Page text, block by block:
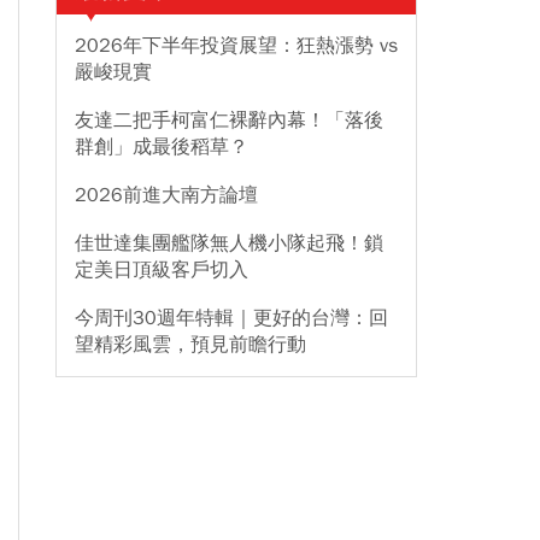
2026年下半年投資展望：狂熱漲勢 vs
嚴峻現實
友達二把手柯富仁裸辭內幕！「落後
群創」成最後稻草？
2026前進大南方論壇
佳世達集團艦隊無人機小隊起飛！鎖
定美日頂級客戶切入
今周刊30週年特輯｜更好的台灣：回
望精彩風雲，預見前瞻行動